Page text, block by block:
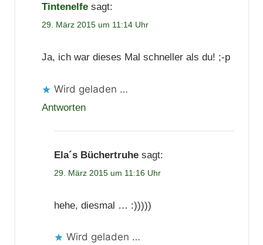
Tintenelfe sagt:
29. März 2015 um 11:14 Uhr
Ja, ich war dieses Mal schneller als du! ;-p
Wird geladen …
Antworten
Ela´s Büchertruhe sagt:
29. März 2015 um 11:16 Uhr
hehe, diesmal … :)))))
Wird geladen …